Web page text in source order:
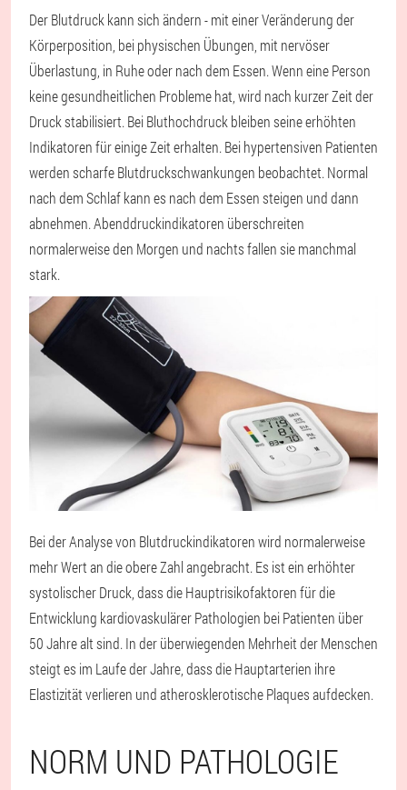
Der Blutdruck kann sich ändern - mit einer Veränderung der
Körperposition, bei physischen Übungen, mit nervöser
Überlastung, in Ruhe oder nach dem Essen. Wenn eine Person
keine gesundheitlichen Probleme hat, wird nach kurzer Zeit der
Druck stabilisiert. Bei Bluthochdruck bleiben seine erhöhten
Indikatoren für einige Zeit erhalten. Bei hypertensiven Patienten
werden scharfe Blutdruckschwankungen beobachtet. Normal
nach dem Schlaf kann es nach dem Essen steigen und dann
abnehmen. Abenddruckindikatoren überschreiten
normalerweise den Morgen und nachts fallen sie manchmal
stark.
Bei der Analyse von Blutdruckindikatoren wird normalerweise
mehr Wert an die obere Zahl angebracht. Es ist ein erhöhter
systolischer Druck, dass die Hauptrisikofaktoren für die
Entwicklung kardiovaskulärer Pathologien bei Patienten über
50 Jahre alt sind. In der überwiegenden Mehrheit der Menschen
steigt es im Laufe der Jahre, dass die Hauptarterien ihre
Elastizität verlieren und atherosklerotische Plaques aufdecken.
NORM UND PATHOLOGIE